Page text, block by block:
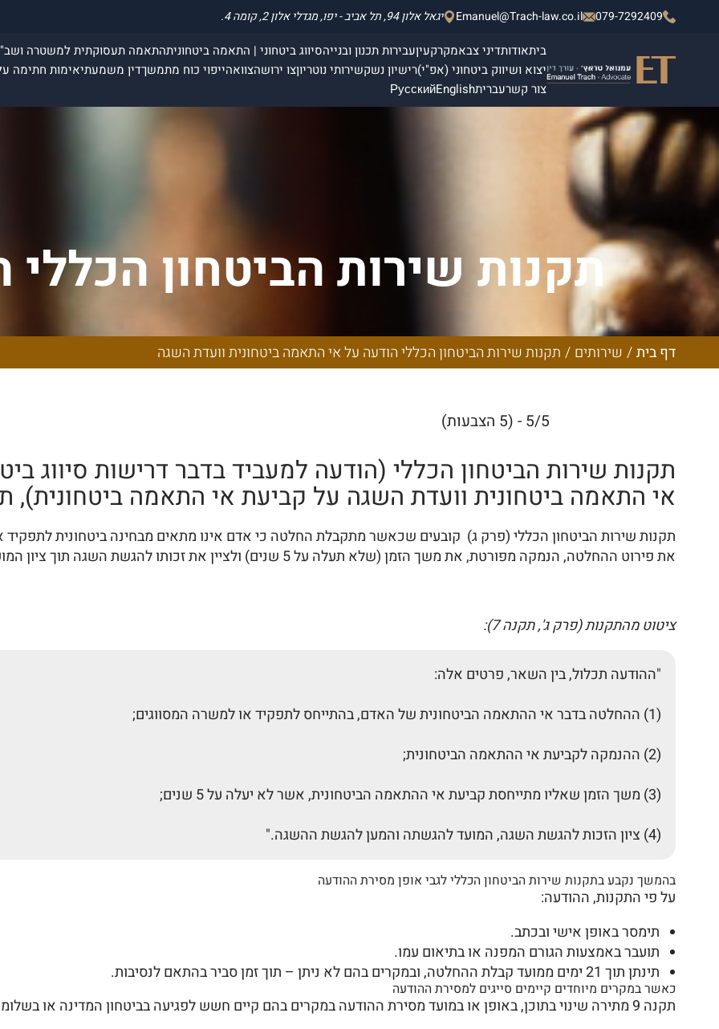
079-7292409
Emanuel@Trach-law.co.il יגאל אלון 94, תל אביב - יפו, מגדלי אלון 2, קומה 4.
ביתאודותדיני צבאמקרקעיןעבירות תכנון ובנייהסיווג ביטחוני | התאמה ביטחוניתהתאמה תעסוקתית למשטרה
יצוא ושיווק ביטחוני (אפ"י)רישיון נשקשירותי נוטריוןצו ירושהצוואהייפוי כוח מתמשךדין משמעתיאימות חתימה
צור קשרעבריתEnglish
Русский
תקנות שירות הביטחון
התאמה ביטחונית דף בית/ שירותים / תקנות שירות הביטחון הכללי הודעה על אי התאמה ביטחונית וועדת השגה
5/5 - (5 הצבעות)
תקנות שירות הביטחון הכללי (הודעה למעביד בדבר דרישות סיווג
אי התאמה ביטחונית וועדת השגה על קביעת אי התאמה ביטחונית),
תקנות שירות הביטחון הכללי (פרק ג) קובעים שכאשר מתקבלת החלטה כי אדם אינו מתאים מבחינה ביטחונית
את פירוט ההחלטה, הנמקה מפורטת, את משך הזמן (שלא תעלה על 5 שנים) ולציין את זכותו להגשת השגה תוך ציון המועד והגורם שעליו לפנות במקרה הגשת ההשגה.
ציטוט מהתקנות (פרק ג', תקנה 7):
"ההודעה תכלול, בין השאר, פרטים אלה:
(1) ההחלטה בדבר אי ההתאמה הביטחונית של האדם, בהתייחס לתפקיד או למשרה המסווגים;
(2) ההנמקה לקביעת אי ההתאמה הביטחונית;
(3) משך הזמן שאליו מתייחסת קביעת אי ההתאמה הביטחונית, אשר לא יעלה על 5 שנים;
(4) ציון הזכות להגשת השגה, המועד להגשתה והמען להגשת ההשגה."
בהמשך נקבע בתקנות שירות הביטחון הכללי לגבי אופן מסירת ההודעה
על פי התקנות, ההודעה:
תימסר באופן אישי ובכתב.
תועבר באמצעות הגורם המפנה או בתיאום עמו.
תינתן תוך 21 ימים ממועד קבלת ההחלטה, ובמקרים בהם לא ניתן – תוך זמן סביר בהתאם לנסיבות.
כאשר במקרים מיוחדים קיימים סייגים למסירת ההודעה
תקנה 9 מתירה שינוי בתוכן, באופן או במועד מסירת ההודעה במקרים בהם קיים חשש לפגיעה בביטחון המדינה או בשלומו/בריאותו של האדם. לדוגמה: